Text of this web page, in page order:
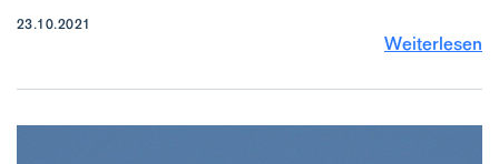
23.10.2021
Weiterlesen